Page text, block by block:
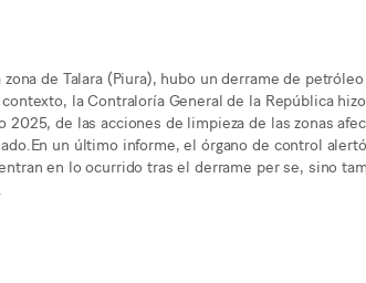
de Talara (Piura), hubo un derrame de
la Contraloría General de la República
de las acciones de limpieza de las zonas
un último informe, el órgano de control
en lo ocurrido tras el derrame per se, sino